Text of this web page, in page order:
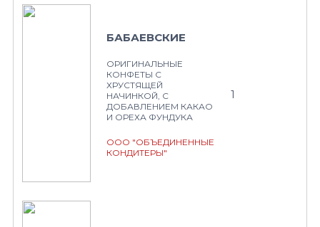
БАБАЕВСКИЕ
ОРИГИНАЛЬНЫЕ
КОНФЕТЫ С
ХРУСТЯЩЕЙ
НАЧИНКОЙ, С
ДОБАВЛЕНИЕМ КАКАО
И ОРЕХА ФУНДУКА
ООО "ОБЪЕДИНЕННЫЕ
КОНДИТЕРЫ"
1